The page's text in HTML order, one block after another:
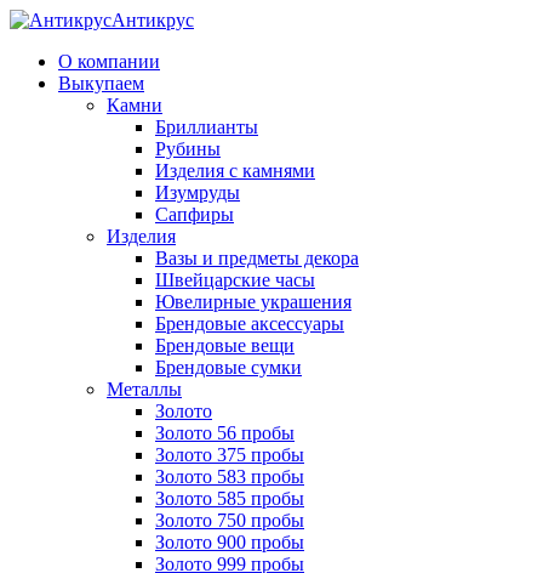
Антикрус
О компании
Выкупаем
Камни
Бриллианты
Рубины
Изделия с камнями
Изумруды
Сапфиры
Изделия
Вазы и предметы декора
Швейцарские часы
Ювелирные украшения
Брендовые аксессуары
Брендовые вещи
Брендовые сумки
Металлы
Золото
Золото 56 пробы
Золото 375 пробы
Золото 583 пробы
Золото 585 пробы
Золото 750 пробы
Золото 900 пробы
Золото 999 пробы